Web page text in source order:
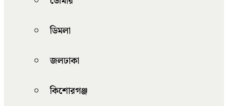
ডিমলা
জলঢাকা
কিশোরগঞ্জ